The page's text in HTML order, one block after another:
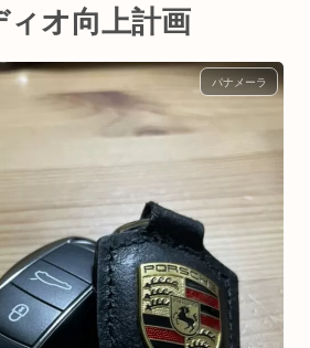
ィオ向上計画
パナメーラ